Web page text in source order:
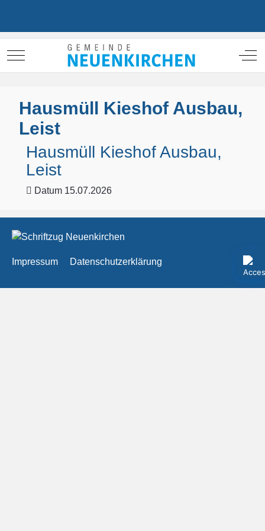
Mobile Menu Toggle Off-
Hausmüll Kieshof Ausbau,
Leist
Hausmüll Kieshof Ausbau,
Leist
Datum 15.07.2026
Impressum Datenschutzerklärung